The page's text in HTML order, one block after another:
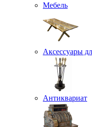
Мебель
Аксессуары
Антиквариат